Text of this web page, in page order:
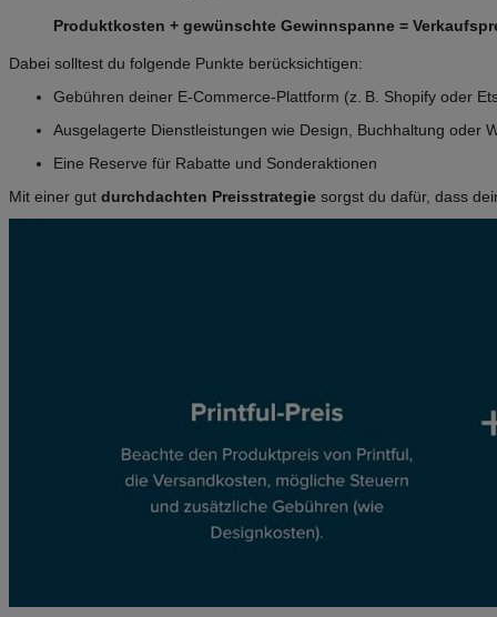
Produktkosten + gewünschte Gewinnspanne =
Dabei solltest du folgende Punkte berücksichtigen:
Gebühren deiner E-Commerce-Plattform (z. B. Shopify oder
Ausgelagerte Dienstleistungen wie Design, Buchhaltung oder
Eine Reserve für Rabatte und Sonderaktionen
Mit einer gut durchdachten Preisstrategie sorgst du dafür, dass